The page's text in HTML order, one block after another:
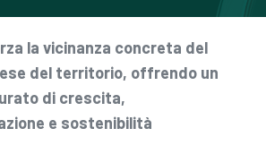
la vicinanza concreta del
del territorio, offrendo un
di crescita,
e sostenibilità